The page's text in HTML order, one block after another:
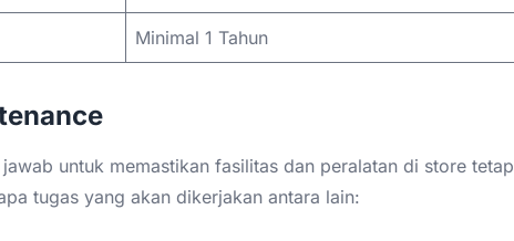
Minimal 1 Tahun
untuk memastikan fasilitas dan peralatan di store tetap
tugas yang akan dikerjakan antara lain: